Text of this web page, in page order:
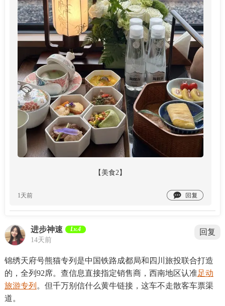
【美食2】
1天前 
进步神速 Lv.4
14天前
回复
锦绣天府号熊猫专列是中国铁路成都局和四川旅投联合打造
的，全列92席。查信息直接指定销售商，西南地区认准足动
旅游专列 。但千万别信什么黄牛链接，这车不走散客车票渠
道。